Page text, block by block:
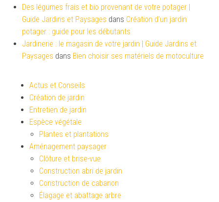
Des légumes frais et bio provenant de votre potager |
Guide Jardins et Paysages dans Création d’un jardin
potager : guide pour les débutants
Jardinerie : le magasin de votre jardin | Guide Jardins et
Paysages dans Bien choisir ses matériels de motoculture
Actus et Conseils
Création de jardin
Entretien de jardin
Espèce végétale
Plantes et plantations
Aménagement paysager
Clôture et brise-vue
Construction abri de jardin
Construction de cabanon
Élagage et abattage arbre